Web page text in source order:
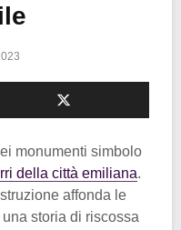
monumenti simbolo
della città emiliana.
affonda le
storia di riscossa